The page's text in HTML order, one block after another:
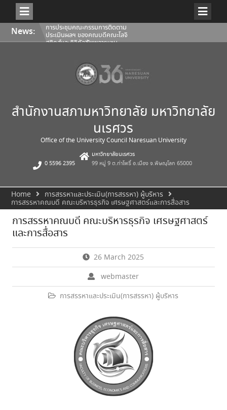
Skip
content
News: การประชุมคณะกรรมการติดตาม
ประเมินผลฯ ของคณบดีคณะโลจิ
สติกส์และดิจิทัลซัพพลายเชน
ครั้งที่ 350 (8/2569) วันเสาร์ที่ 1
สิงหาคม 2569
การประชุมคณะกรรมการติดตาม
ประเมินผลฯ ของคณบดีคณะ
สำนักงานสภามหาวิทยาลัย มหาวิทยาลัย
นเรศวร
Office of the University Council Naresuan University
0 5596 2395
มหาวิทยาลัยนเรศวร
99 หมู่ 9 ต.ท่าโพธิ์ อ.เมือง จ.พิษณุโลก 65000
Home
การสรรหาและประเมิน(การสรรหา) ผู้บริหาร
การสรรหาคณบดี คณะบริหารธุรกิจ เศรษฐศาสตร์และการสื่อสาร
การสรรหาคณบดี คณะบริหารธุรกิจ เศรษฐศาสตร์
และการสื่อสาร
26 March 2025
webmaster
การสรรหาและประเมิน(การสรรหา) ผู้บริหาร